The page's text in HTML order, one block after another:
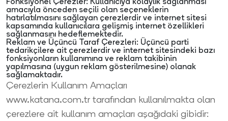
Fonksiyonel Çerezler: Kullanıcıya kolaylık sağlanması
amacıyla önceden seçili olan seçeneklerin
hatırlatılmasını sağlayan çerezlerdir ve internet sitesi
kapsamında kullanıcılara gelişmiş internet özellikleri
sağlanmasını hedeflemektedir.
Reklam ve Üçüncü Taraf Çerezleri: Üçüncü parti
tedarikçilere ait çerezlerdir ve internet sitesindeki bazı
fonksiyonların kullanımına ve reklam takibinin
yapılmasına (uygun reklam gösterilmesine) olanak
sağlamaktadır.
Çerezlerin Kullanım Amaçları
www.katana.com.tr tarafından kullanılmakta olan
çerezlere ait kullanım amaçları aşağıdaki gibidir: